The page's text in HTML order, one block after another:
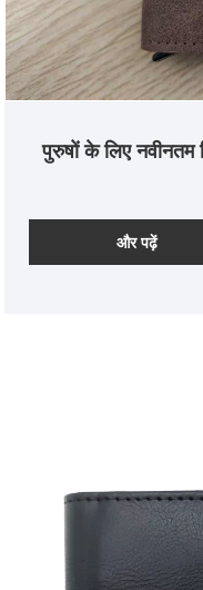
पुरुषों के लिए
और पढ़ें